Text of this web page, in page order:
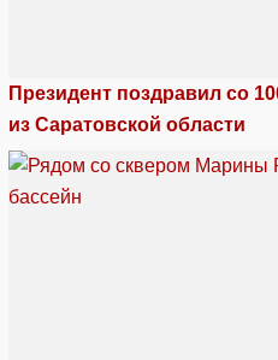
Президент поздравил со
из Саратовской области